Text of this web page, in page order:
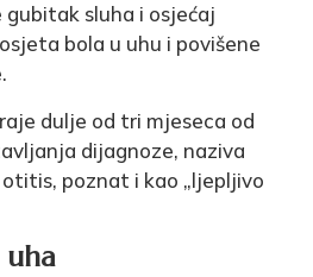
sluha i osjećaj
bola u uhu i povišene
dulje od tri mjeseca od
dijagnoze, naziva
poznat i kao „ljepljivo